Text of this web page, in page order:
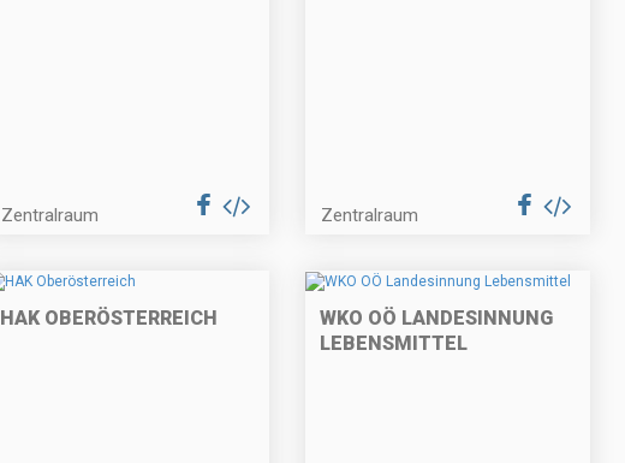
Zentralraum Zentralraum
HAK OBERÖSTERREICH
WKO OÖ LANDESINNUNG
LEBENSMITTEL